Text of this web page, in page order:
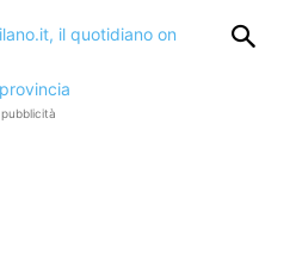
pubblicità